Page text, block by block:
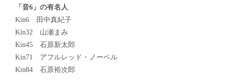
「音6」の有名人
Kin6 田中真紀子
Kin32 山瀬まみ
Kin45 石原新太郎
Kin71 アフルレッド・ノーベル
Kin84 石原裕次郎